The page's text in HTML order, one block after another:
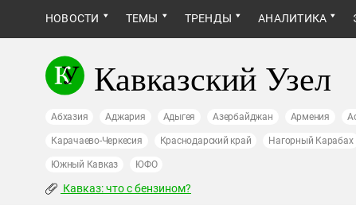
НОВОСТИ ТЕМЫ ТРЕНДЫ АНАЛИТИКА
Кавказский Узел
Абхазия Аджария Адыгея Азербайджан Армения
Карачаево-Черкесия Краснодарский край Нагорный Карабах
Южный Кавказ ЮФО
Кавказ: что с бензином?